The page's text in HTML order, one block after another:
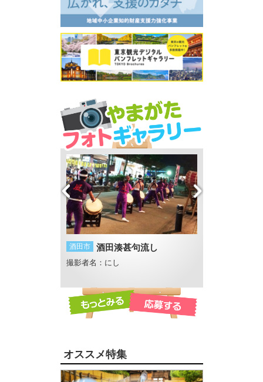
酒田市 酒田湊甚句流し
撮影者名：にし
オススメ特集